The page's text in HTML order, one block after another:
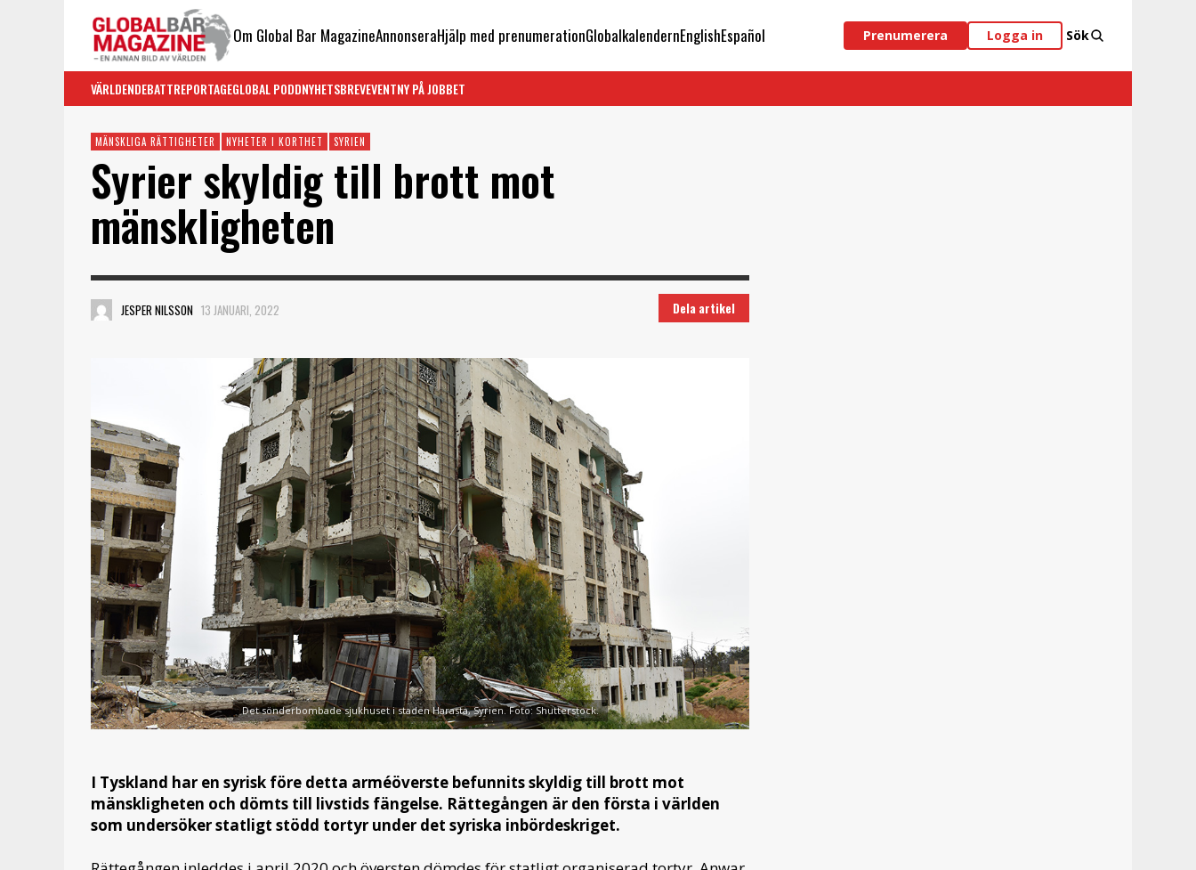
Om Global Bar MagazineAnnonseraHjälp med prenumerationGlobalkalendernEnglishEspañol Prenumerera Logga in Sök
VÄRLDENDEBATTREPORTAGEGLOBAL PODDNYHETSBREVEVENTNY PÅ JOBBET
MÄNSKLIGA RÄTTIGHETER NYHETER I KORTHET SYRIEN
Syrier skyldig till brott mot
mänskligheten
JESPER NILSSON 13 JANUARI, 2022 Dela artikel
Det sönderbombade sjukhuset i staden Harasta, Syrien. Foto: Shutterstock.
I Tyskland har en syrisk före detta arméöverste befunnits skyldig till brott mot
mänskligheten och dömts till livstids fängelse. Rättegången är den första i världen
som undersöker statligt stödd tortyr under det syriska inbördeskriget.